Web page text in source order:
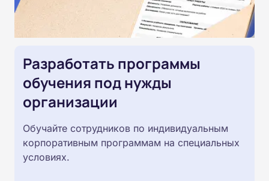
Разработать программы
обучения под нужды
организации
Обучайте сотрудников по индивидуальным
корпоративным программам на специальных
условиях.